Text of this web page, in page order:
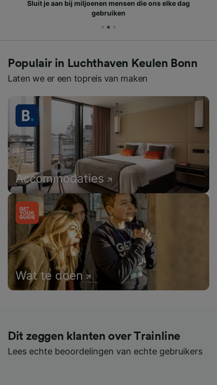
Sluit je aan bij miljoenen mensen die ons elke dag
gebruiken
Populair in Luchthaven Keulen Bonn
Laten we er een topreis van maken
Accommodaties
Wat te doen
Dit zeggen klanten over Trainline
Lees echte beoordelingen van echte gebruikers